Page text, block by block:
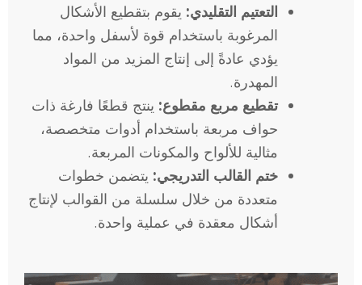
التعتيم التقليدي: يقوم بتقطيع الأشكال
المرغوبة باستخدام قوة لأسفل واحدة، مما
يؤدي عادةً إلى إنتاج المزيد من المواد
المهدرة.
تقطيع مربع مقطوع: ينتج قطعًا فارغة ذات
حواف مربعة باستخدام أدوات متخصصة،
مثالية للألواح والمكونات المربعة.
ختم القالب التدريجي: يتضمن خطوات
متعددة من خلال سلسلة من القوالب لإنتاج
أشكال معقدة في عملية واحدة.